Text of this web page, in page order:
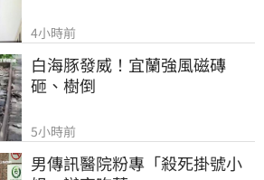
4小時前
白海豚發威！宜蘭強風磁磚
砸、樹倒
5小時前
男傳訊醫院粉專「殺死掛號小